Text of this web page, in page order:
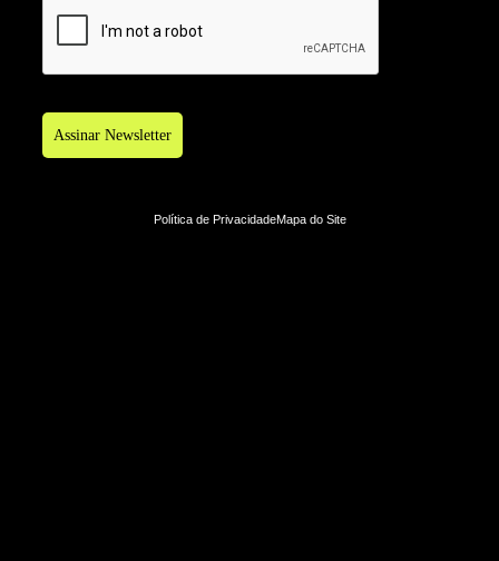
Assinar Newsletter
Política de PrivacidadeMapa do Site